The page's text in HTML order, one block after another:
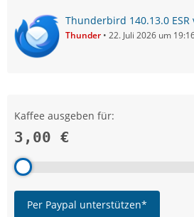
Thunderbird 140.13.0
Thunder 22. Juli 2026 um
Kaffee ausgeben für:
3,00 €
Per Paypal unterstützen*